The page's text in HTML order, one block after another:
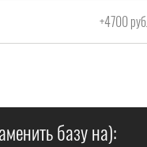
+4700
базу на):